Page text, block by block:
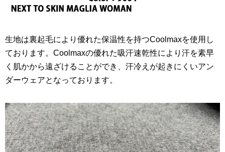
生地は裏起毛により優れた保温性を持つCoolmaxを使用し
ております。Coolmaxの優れた吸汗速乾性により汗を素早
く肌かから遠ざけることができ、汗冷えが起きにくいアン
ダーウェアとなっております。